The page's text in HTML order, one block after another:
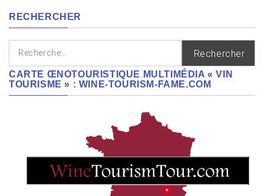
RECHERCHER
Rechercher :
CARTE ŒNOTOURISTIQUE MULTIMÉDIA « VIN
TOURISME » : WINE-TOURISM-FAME.COM